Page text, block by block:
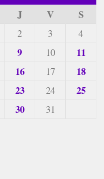
J V
S
2 3
4
9 10 11
16 17
18
23 24 25
30 31